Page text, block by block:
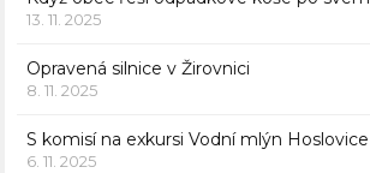
13. 11. 2025
Opravená silnice v Žirovnici
8. 11. 2025
S komisí na exkursi Vodní mlýn Hoslovice
6. 11. 2025